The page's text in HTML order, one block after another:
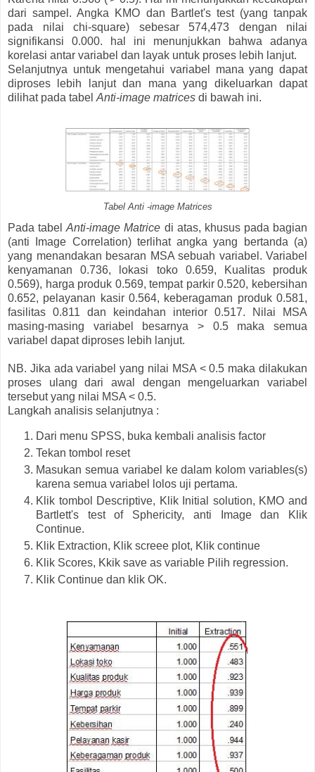
dari sampel. Angka KMO dan Bartlet's test (yang tanpak
pada nilai chi-square) sebesar 574,473 dengan nilai
signifikansi 0.000. hal ini menunjukkan bahwa adanya
korelasi antar variabel dan layak untuk proses lebih lanjut.
Selanjutnya untuk mengetahui variabel mana yang dapat
diproses lebih lanjut dan mana yang dikeluarkan dapat
dilihat pada tabel Anti-image matrices di bawah ini.
Tabel Anti -image Matrices
Pada tabelAnti-image Matrice di atas, khusus pada bagian
(anti Image Correlation) terlihat angka yang bertanda (a)
yang menandakan besaran MSA sebuah variabel. Variabel
kenyamanan 0.736, lokasi toko 0.659, Kualitas produk
0.569), harga produk 0.569, tempat parkir 0.520, kebersihan
0.652, pelayanan kasir 0.564, keberagaman produk 0.581,
fasilitas 0.811 dan keindahan interior 0.517. Nilai MSA
masing-masing variabel besarnya > 0.5 maka semua
variabel dapat diproses lebih lanjut.
NB. Jika ada variabel yang nilai MSA < 0.5 maka dilakukan
proses ulang dari awal dengan mengeluarkan variabel
tersebut yang nilai MSA < 0.5.
Langkah analisis selanjutnya :
Dari menu SPSS, buka kembali analisis factor
Tekan tombol reset
Masukan semua variabel ke dalam kolom variables(s)
karena semua variabel lolos uji pertama.
Klik tombol Descriptive, Klik Initial solution, KMO and
Bartlett's test of Sphericity, anti Image dan Klik
Continue.
Klik Extraction, Klik screee plot, Klik continue
Klik Scores, Kkik save as variable Pilih regression.
Klik Continue dan klik OK.